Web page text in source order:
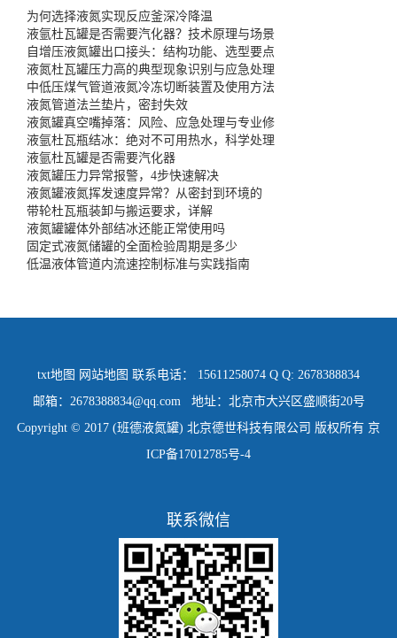
为何选择液氮实现反应釜深冷降温
液氩杜瓦罐是否需要汽化器？技术原理与场景
自增压液氮罐出口接头：结构功能、选型要点
液氮杜瓦罐压力高的典型现象识别与应急处理
中低压煤气管道液氮冷冻切断装置及使用方法
液氮管道法兰垫片，密封失效
液氮罐真空嘴掉落：风险、应急处理与专业修
液氩杜瓦瓶结冰：绝对不可用热水，科学处理
液氩杜瓦罐是否需要汽化器
液氮罐压力异常报警，4步快速解决
液氮罐液氮挥发速度异常？从密封到环境的
带轮杜瓦瓶装卸与搬运要求，详解
液氮罐罐体外部结冰还能正常使用吗
固定式液氮储罐的全面检验周期是多少
低温液体管道内流速控制标准与实践指南
txt地图 网站地图 联系电话： 15611258074 Q Q: 2678388834
邮箱：2678388834@qq.com 地址：北京市大兴区盛顺街20号
Copyright © 2017 (班德液氮罐) 北京德世科技有限公司 版权所有 京
ICP备17012785号-4
联系微信